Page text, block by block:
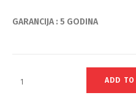
GARANCIJA : 5 GODINA
ADD TO